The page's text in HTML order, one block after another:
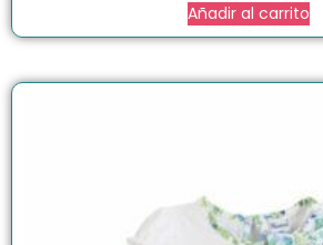
Añadir al carrito